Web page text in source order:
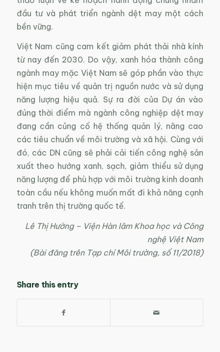
đầu tư và phát triển ngành dệt may một cách
bền vững.
Việt Nam cũng cam kết giảm phát thải nhà kính
từ nay đến 2030. Do vậy, xanh hóa thành công
ngành may mặc Việt Nam sẽ góp phần vào thực
hiện mục tiêu về quản trị nguồn nước và sử dụng
năng lượng hiệu quả. Sự ra đời của Dự án vào
đúng thời điểm mà ngành công nghiệp dệt may
đang cần củng cố hệ thống quản lý, nâng cao
các tiêu chuẩn về môi trường và xã hội. Cùng với
đó, các DN cũng sẽ phải cải tiến công nghệ sản
xuất theo hướng xanh, sạch, giảm thiểu sử dụng
năng lượng để phù hợp với môi trường kinh doanh
toàn cầu nếu không muốn mất đi khả năng cạnh
tranh trên thị trường quốc tế.
Lê Thị Hường – Viện Hàn lâm Khoa học và Công
nghệ Việt Nam
(Bài đăng trên Tạp chí Môi trường, số 11/2018)
Share this entry